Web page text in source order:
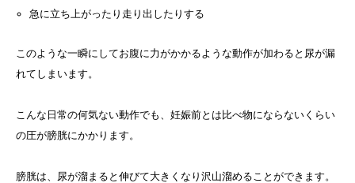
急に立ち上がったり走り出したりする
このような一瞬にしてお腹に力がかかるような動作が加わると尿が漏
れてしまいます。
こんな日常の何気ない動作でも、妊娠前とは比べ物にならないくらい
の圧が膀胱にかかります。
膀胱は、尿が溜まると伸びて大きくなり沢山溜めることができます。